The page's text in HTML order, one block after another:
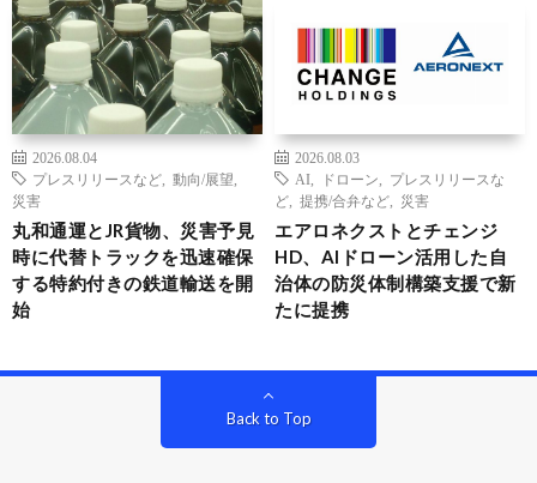
2026.08.04
プレスリリースなど
動向/展望
災害
丸和通運とJR貨物、災害予見
時に代替トラックを迅速確保
する特約付きの鉄道輸送を開
始
2026.08.03
AI
ドローン
プレスリリースな
ど
提携/合弁など 災害
エアロネクストとチェンジ
HD、AIドローン活用した自
治体の防災体制構築支援で新
たに提携
Back to Top